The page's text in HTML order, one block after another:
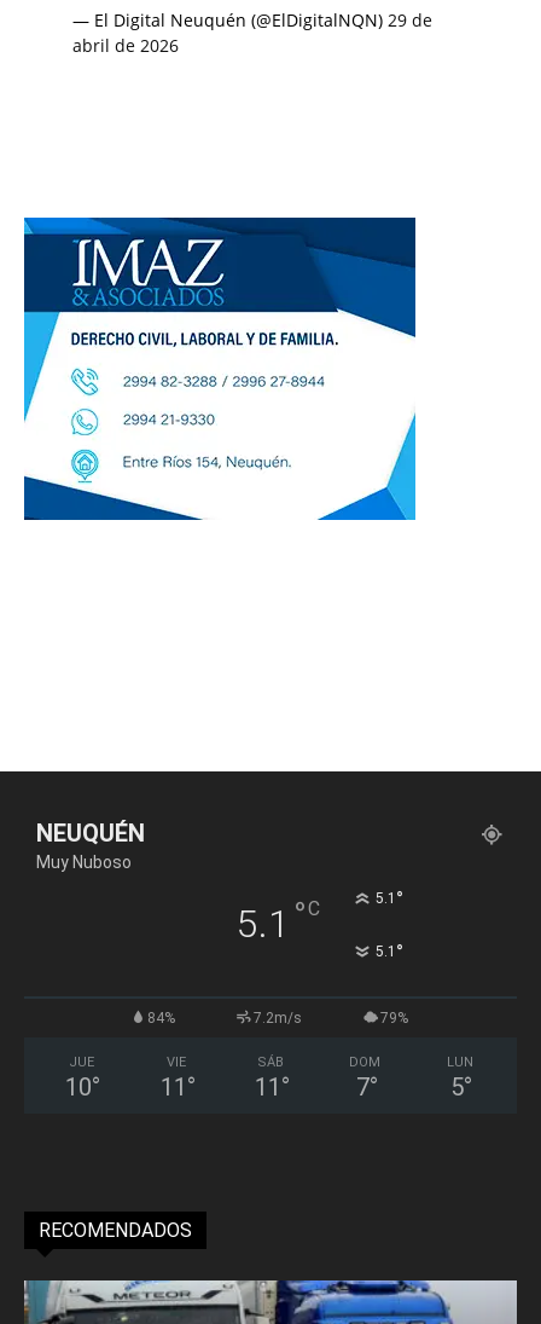
— El Digital Neuquén (@ElDigitalNQN) 29 de
abril de 2026
NEUQUÉN
Muy Nuboso
5.1 °C 5.1 °
5.1 °
84% 7.2m/s 79%
JUE
10°
VIE
11 °
SÁB
11 °
DOM
7°
LUN
5°
RECOMENDADOS